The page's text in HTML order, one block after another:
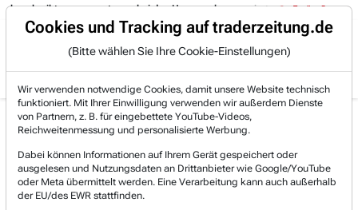
Trading-Room
es ganz gut, was bei den Hyperscalern passiert: 05.08. 15:14
Gratis Account Login
Jetzt registrieren und gratis Artikel lesen.
Bereits bei TraderFox registriert? Jetzt anmelden!
Home Lists & Rankings
Allzeithoch
Enova International: Mit KI-gestützten Krediten a...
Cookies und Tracking auf traderzeitung.de
(Bitte wählen Sie Ihre Cookie-Einstellungen)
Wir verwenden notwendige Cookies, damit unsere Website technisch
funktioniert. Mit Ihrer Einwilligung verwenden wir außerdem Dienste
von Partnern, z. B. für eingebettete YouTube-Videos,
Reichweitenmessung und personalisierte Werbung.
Dabei können Informationen auf Ihrem Gerät gespeichert oder
ausgelesen und Nutzungsdaten an Drittanbieter wie Google/YouTube
oder Meta übermittelt werden. Eine Verarbeitung kann auch außerhalb
der EU/des EWR stattfinden.